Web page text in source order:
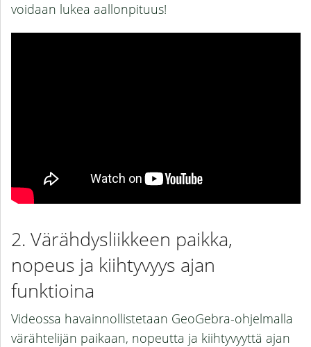
voidaan lukea aallonpituus!
Värähdysliikkeen paikka,
nopeus ja kiihtyvyys ajan
funktioina
Videossa havainnollistetaan GeoGebra-ohjelmalla
värähtelijän paikaan, nopeutta ja kiihtyvyyttä ajan